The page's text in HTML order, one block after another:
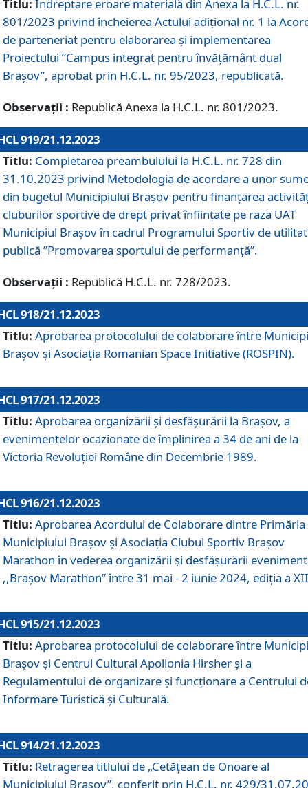
Titlu: Îndreptare eroare materială din Anexa la H.C.L. nr.
801/2023 privind încheierea Actului adițional nr. 1 la
de parteneriat pentru elaborarea și implementarea
Proiectului ”Campus integrat pentru învățământ dual
Brașov”, aprobat prin H.C.L. nr. 95/2023, republicată.
Observații : Republică Anexa la H.C.L. nr. 801/2023.
919/21.12.2023
Titlu: Completarea preambulului la H.C.L. nr. 728 din
31.10.2023 privind Metodologia de acordare a unor
din bugetul Municipiului Brașov pentru finanțarea
cluburilor sportive de drept privat înființate pe raza UAT
Municipiul Brașov în cadrul Programului Sportiv de
publică ”Promovarea sportului de performanță”.
Observații : Republică H.C.L. nr. 728/2023.
918/21.12.2023
Titlu: Aprobarea protocolului de colaborare între
Brașov și Asociația Romanian Space Initiative (ROSPIN).
917/21.12.2023
Titlu: Aprobarea organizării şi desfăşurării la Braşov, a
evenimentelor ocazionate de împlinirea a 34 de ani de la
Victoria Revoluţiei Române din Decembrie 1989.
916/21.12.2023
Titlu: Aprobarea Acordului de Colaborare dintre Primăria
Municipiului Brașov și Asociația Clubul Sportiv Brașov
Marathon în vederea organizării și desfășurării
,,Brașov Marathon” între 31 mai - 2 iunie 2024, ediția a
915/21.12.2023
Titlu: Aprobarea protocolului de colaborare între
Brașov și Centrul Cultural Apollonia Hirsher și a
Regulamentului de organizare și funcționare a Centrului
Informare Turistică și Culturală.
914/21.12.2023
Titlu: Retragerea titlului de „Cetățean de Onoare al
Municipiului Brașov”, conferit prin H.C.L. nr. 429/